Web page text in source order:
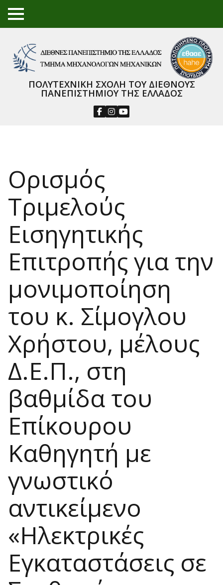
TO
GGL
NU
ΠΟΛΥΤΕΧΝΙΚΗ ΣΧΟΛΗ ΤΟΥ ΔΙΕΘΝΟΥΣ
ΠΑΝΕΠΙΣΤΗΜΙΟΥ ΤΗΣ ΕΛΛΑΔΟΣ
Ορισμός
Τριμελούς
Εισηγητικής
Επιτροπής για την
μονιμοποίηση
του κ. Σίμογλου
Χρήστου, μέλους
Δ.Ε.Π., στη
βαθμίδα του
Επίκουρου
Καθηγητή με
γνωστικό
αντικείμενο
«Ηλεκτρικές
Εγκαταστάσεις σε